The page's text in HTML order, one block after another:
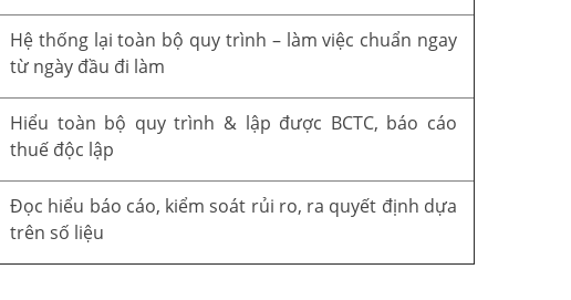
Hệ thống lại toàn bộ quy trình – làm việc chuẩn ngay
từ ngày đầu đi làm
Hiểu toàn bộ quy trình & lập được BCTC, báo cáo
thuế độc lập
Đọc hiểu báo cáo, kiểm soát rủi ro, ra quyết định dựa
trên số liệu